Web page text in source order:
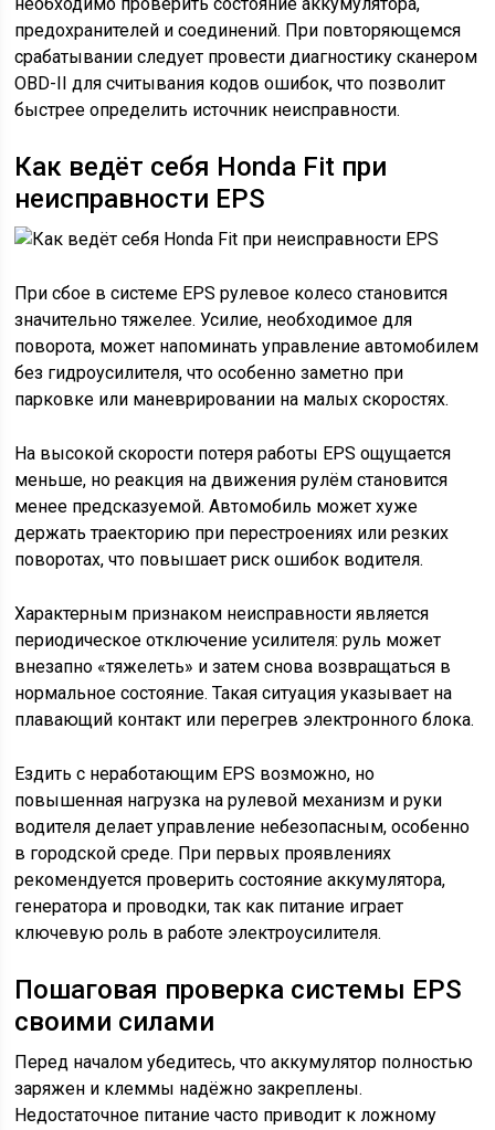
предохранителей и соединений. При повторяющемся
срабатывании следует провести диагностику сканером
OBD-II для считывания кодов ошибок, что позволит
быстрее определить источник неисправности.
Как ведёт себя Honda Fit при
неисправности EPS
При сбое в системе EPS рулевое колесо становится
значительно тяжелее. Усилие, необходимое для
поворота, может напоминать управление автомобилем
без гидроусилителя, что особенно заметно при
парковке или маневрировании на малых скоростях.
На высокой скорости потеря работы EPS ощущается
меньше, но реакция на движения рулём становится
менее предсказуемой. Автомобиль может хуже
держать траекторию при перестроениях или резких
поворотах, что повышает риск ошибок водителя.
Характерным признаком неисправности является
периодическое отключение усилителя: руль может
внезапно «тяжелеть» и затем снова возвращаться в
нормальное состояние. Такая ситуация указывает на
плавающий контакт или перегрев электронного блока.
Ездить с неработающим EPS возможно, но
повышенная нагрузка на рулевой механизм и руки
водителя делает управление небезопасным, особенно
в городской среде. При первых проявлениях
рекомендуется проверить состояние аккумулятора,
генератора и проводки, так как питание играет
ключевую роль в работе электроусилителя.
Пошаговая проверка системы EPS
своими силами
Перед началом убедитесь, что аккумулятор полностью
заряжен и клеммы надёжно закреплены.
Недостаточное питание часто приводит к ложному